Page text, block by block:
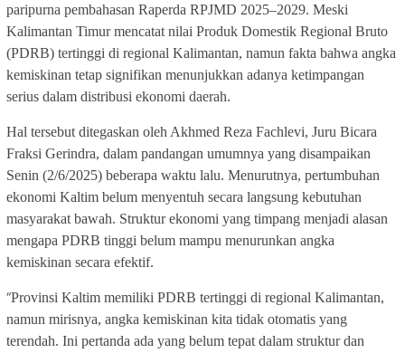
paripurna pembahasan Raperda RPJMD 2025–2029. Meski
Kalimantan Timur mencatat nilai Produk Domestik Regional Bruto
(PDRB) tertinggi di regional Kalimantan, namun fakta bahwa angka
kemiskinan tetap signifikan menunjukkan adanya ketimpangan
serius dalam distribusi ekonomi daerah.
Hal tersebut ditegaskan oleh Akhmed Reza Fachlevi, Juru Bicara
Fraksi Gerindra, dalam pandangan umumnya yang disampaikan
Senin (2/6/2025) beberapa waktu lalu. Menurutnya, pertumbuhan
ekonomi Kaltim belum menyentuh secara langsung kebutuhan
masyarakat bawah. Struktur ekonomi yang timpang menjadi alasan
mengapa PDRB tinggi belum mampu menurunkan angka
kemiskinan secara efektif.
“Provinsi Kaltim memiliki PDRB tertinggi di regional Kalimantan,
namun mirisnya, angka kemiskinan kita tidak otomatis yang
terendah. Ini pertanda ada yang belum tepat dalam struktur dan